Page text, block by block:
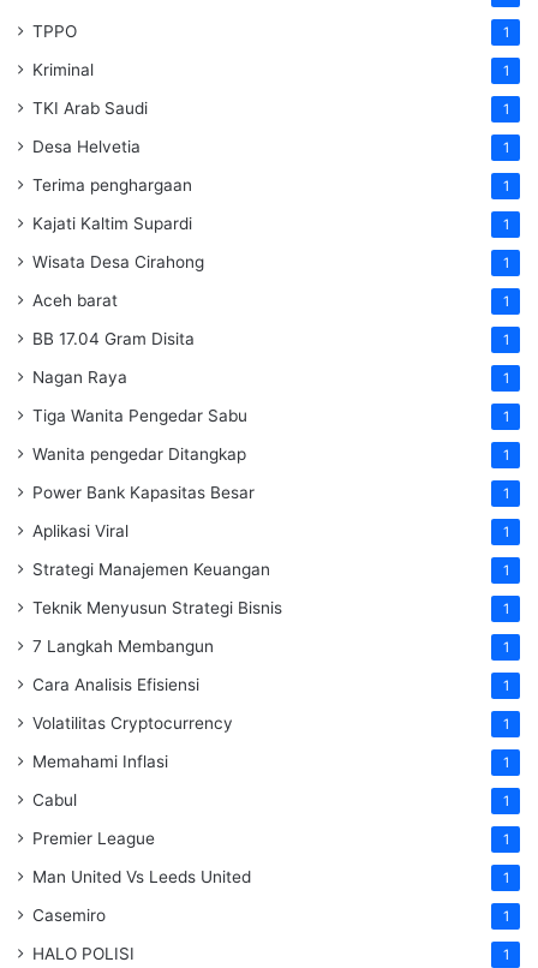
TPPO 1
Kriminal 1
TKI Arab Saudi 1
Desa Helvetia 1
Terima penghargaan 1
Kajati Kaltim Supardi 1
Wisata Desa Cirahong 1
Aceh barat 1
BB 17.04 Gram Disita 1
Nagan Raya 1
Tiga Wanita Pengedar Sabu 1
Wanita pengedar Ditangkap 1
Power Bank Kapasitas Besar 1
Aplikasi Viral 1
Strategi Manajemen Keuangan 1
Teknik Menyusun Strategi Bisnis 1
7 Langkah Membangun 1
Cara Analisis Efisiensi 1
Volatilitas Cryptocurrency 1
Memahami Inflasi 1
Cabul 1
Premier League 1
Man United Vs Leeds United 1
Casemiro 1
HALO POLISI 1